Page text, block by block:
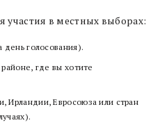
участия в местных выборах:
день голосования).
где вы хотите
Ирландии, Евросоюза или стран